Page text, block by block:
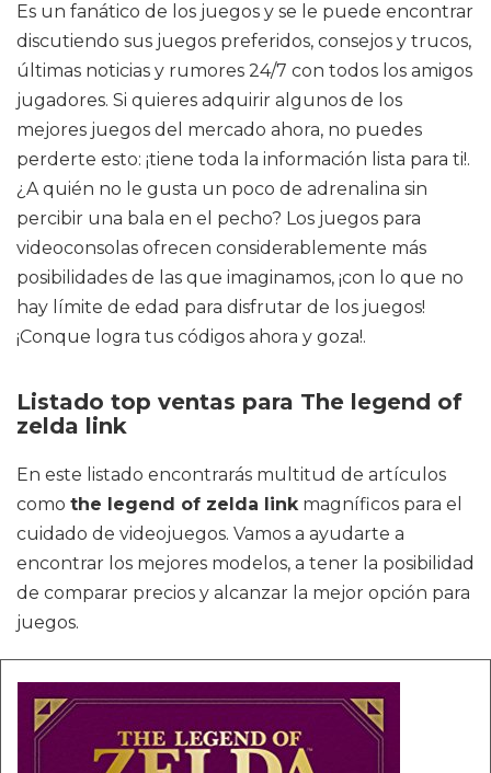
Es un fanático de los juegos y se le puede encontrar
discutiendo sus juegos preferidos, consejos y trucos,
últimas noticias y rumores 24/7 con todos los amigos
jugadores. Si quieres adquirir algunos de los
mejores juegos del mercado ahora, no puedes
perderte esto: ¡tiene toda la información lista para ti!.
¿A quién no le gusta un poco de adrenalina sin
percibir una bala en el pecho? Los juegos para
videoconsolas ofrecen considerablemente más
posibilidades de las que imaginamos, ¡con lo que no
hay límite de edad para disfrutar de los juegos!
¡Conque logra tus códigos ahora y goza!.
Listado top ventas para The legend of
zelda link
En este listado encontrarás multitud de artículos
como the legend of zelda linkmagníficos para el
cuidado de videojuegos. Vamos a ayudarte a
encontrar los mejores modelos, a tener la posibilidad
de comparar precios y alcanzar la mejor opción para
juegos.